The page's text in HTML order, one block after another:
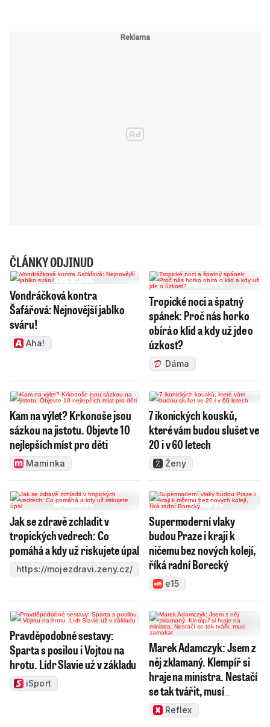
ČLÁNKY ODJINUD
Vondráčková kontra
Šafářová: Nejnovější jablko
sváru!
Aha!
Tropické noci a špatný
spánek: Proč nás horko
obírá o klid a kdy už jde o
úzkost?
Dáma
Kam na výlet? Krkonoše jsou
sázkou na jistotu. Objevte 10
nejlepších míst pro děti
Maminka
7 ikonických kousků,
které vám budou slušet ve
20 i v 60 letech
Ženy
Jak se zdravě zchladit v
tropických vedrech: Co
pomáhá a kdy už riskujete úpal
https://mojezdravi.zeny.cz/
Supermoderní vlaky
budou Praze i kraji k
ničemu bez nových kolejí,
říká radní Borecký
e15
Pravděpodobné sestavy:
Sparta s posilou i Vojtou na
hrotu. Lídr Slavie už v základu
iSport
Marek Adamczyk: Jsem z
něj zklamaný. Klempíř si
hraje na ministra. Nestačí
se tak tvářit, musí
zamakat
Reflex